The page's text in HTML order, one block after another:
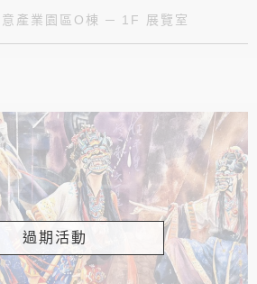
意產業園區O棟 ─ 1F 展覽室
過期活動